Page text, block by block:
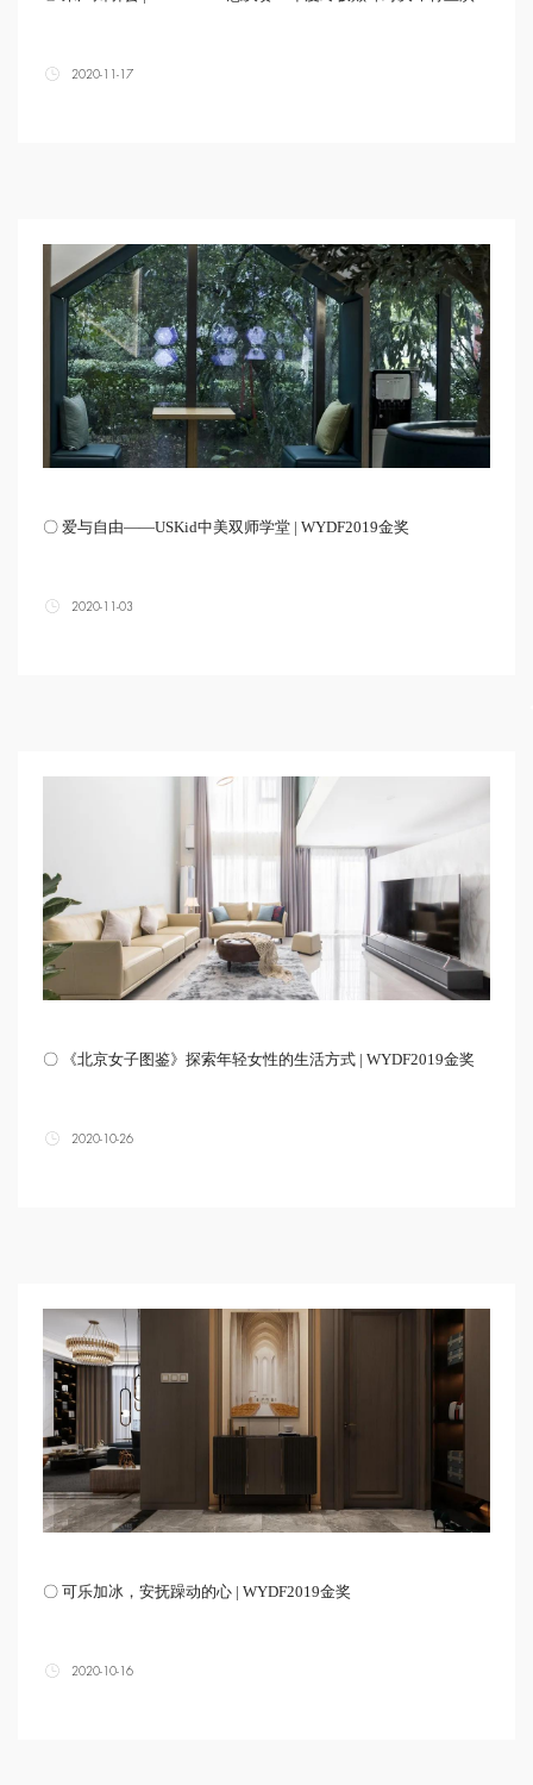
2020-11-17
〇 爱与自由——USKid中美双师学堂 | WYDF2019金奖
2020-11-03
〇 《北京女子图鉴》探索年轻女性的生活方式 | WYDF2019金奖
2020-10-26
〇 可乐加冰，安抚躁动的心 | WYDF2019金奖
2020-10-16